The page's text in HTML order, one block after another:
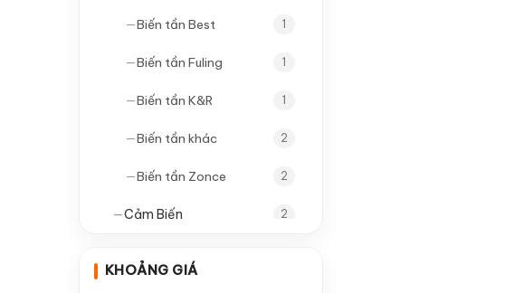
—Biến tần Best 1
—Biến tần Fuling 1
—Biến tần K&R 1
—Biến tần khác 2
—Biến tần Zonce 2
—Cảm Biến 2
KHOẢNG GIÁ